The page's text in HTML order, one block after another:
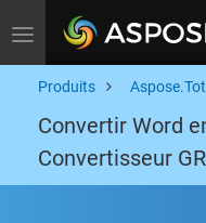
Toggle navigation
Produits
Convertir Word
Convertisseur